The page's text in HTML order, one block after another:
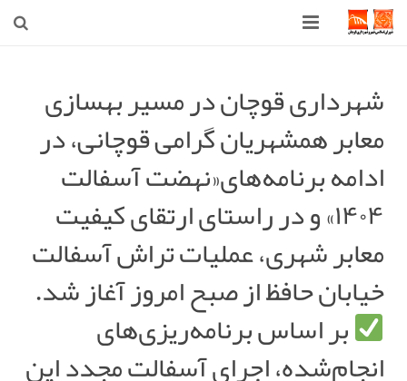
شهرداری
شورای اسلامی شهر قوچان
اخبار روز
شهرداری قوچان در مسیر بهسازی
معابر همشهریان گرامی قوچانی، در
ادامه برنامه‌های«نهضت آسفالت
۱۴۰۴» و در راستای ارتقای کیفیت
معابر شهری، عملیات تراش آسفالت
خیابان حافظ از صبح امروز آغاز شد.
بر اساس برنامه‌ریزی‌های
انجام‌شده، اجرای آسفالت مجدد این